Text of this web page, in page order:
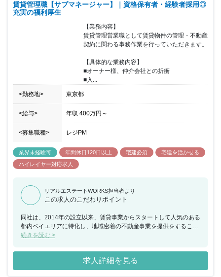
賃貸管理職【サブマネージャー】｜資格保有者・経験者採用◎
充実の福利厚生
【業務内容】
賃貸管理営業職として賃貸物件の管理・不動産
契約に関わる事務作業を行っていただきます。
【具体的な業務内容】
■オーナー様、仲介会社との折衝
■入...
<勤務地> 東京都
<給与> 年収 400万円 ～
<募集職種> レジPM
業界未経験可 年間休日120日以上 宅建必須
宅建を活かせる
ハイレイヤー対応求人
リアルエステートWORKS担当者より
この求人のこだわりポイント
同社は、2014年の設立以来、賃貸事業からスタートして人気のある
都内ベイエリアに特化し、地域密着の不動産事業を提供をすること
で成長してまいりました。多種多様な商材を扱える『総合不動産』
ティ）など事業を多角化し、売上は8年連続で上昇中です。今回、
賃貸管理営業職のサブマネージメントポジションとして経験豊富な
方を採用し、賃貸物件のオーナー様や入居者様へ満足度の高いサー
続きを読む >
求人詳細を見る